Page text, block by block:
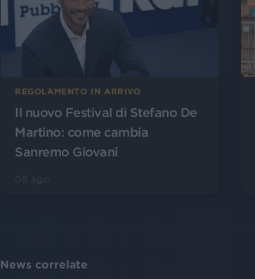
REGOLAMENTO IN ARRIVO
Il nuovo Festival di Stefano De
Martino: come cambia
Sanremo Giovani
News correlate